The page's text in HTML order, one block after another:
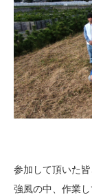
参加して頂いた皆
強風の中、作業